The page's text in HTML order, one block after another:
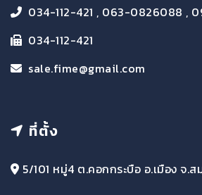
034-112-421 , 063-0826088 ,
034-112-421
sale.fime@gmail.com
ที่ตั้ง
5/101 หมู่4 ต.คอกกระบือ อ.เมือง จ.